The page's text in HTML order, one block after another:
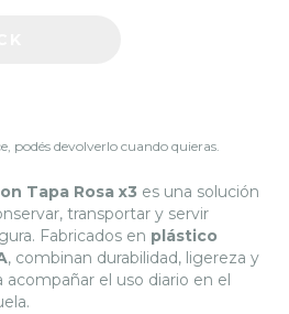
podés devolverlo cuando quieras.
Tapa Rosa x3 es una solución
transportar y servir
Fabricados en plástico
, combinan durabilidad, ligereza y
el uso diario en el